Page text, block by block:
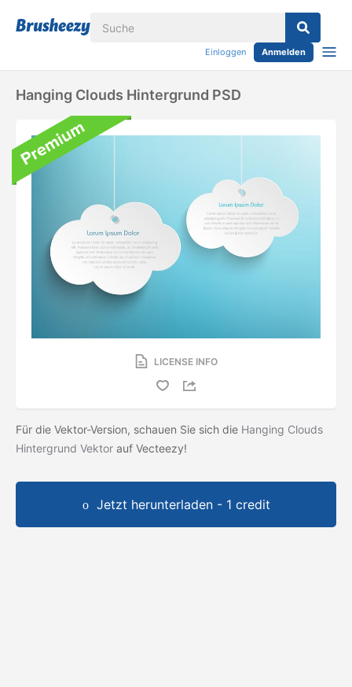
Einloggen Anmelden
Hanging Clouds Hintergrund PSD
LICENSE INFO
Für die Vektor-Version, schauen Sie sich die Hanging Clouds
Hintergrund Vektor auf Vecteezy!
Jetzt herunterladen - 1 credit